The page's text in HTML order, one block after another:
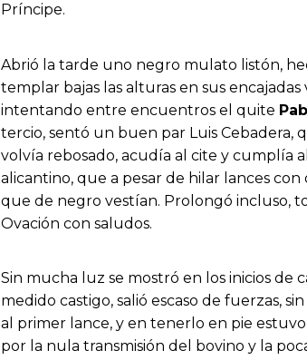
Príncipe.
Abrió la tarde uno negro mulato listón,
templar bajas las alturas en sus
intentando entre encuentros el quite
tercio, sentó un buen par Luis Cebadera,
volvía rebosado, acudía al cite y cumplía
alicantino, que a pesar de hilar lances
que de negro vestían. Prolongó incluso,
Ovación con saludos.
Sin mucha luz se mostró en los inicios de
medido castigo, salió escaso de fuerzas,
al primer lance, y en tenerlo en pie
por la nula transmisión del bovino y la